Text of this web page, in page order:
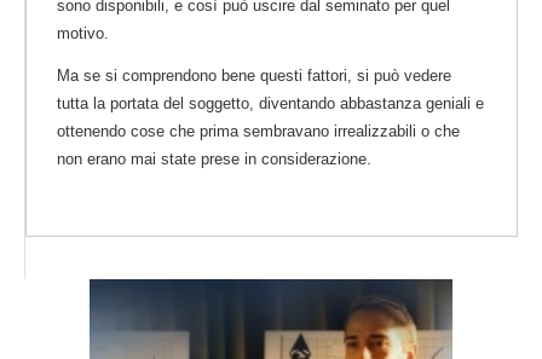
sono disponibili, e così può uscire dal seminato per quel
motivo.
Ma se si comprendono bene questi fattori, si può vedere
tutta la portata del soggetto, diventando abbastanza geniali e
ottenendo cose che prima sembravano irrealizzabili o che
non erano mai state prese in considerazione.